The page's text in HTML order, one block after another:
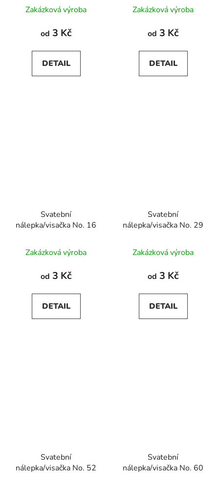
hodnocení
produktu
5,0
z
Zakázková výroba
od 3 Kč
DETAIL
hodnocení
produktu
5,0
z
Zakázková výroba
od 3 Kč
DETAIL
Svatební
nálepka/visačka No. 16
Zakázková výroba
od 3 Kč
DETAIL
Svatební
nálepka/visačka No. 29
Zakázková výroba
od 3 Kč
DETAIL
Svatební
nálepka/visačka No. 52
Svatební
nálepka/visačka No. 60